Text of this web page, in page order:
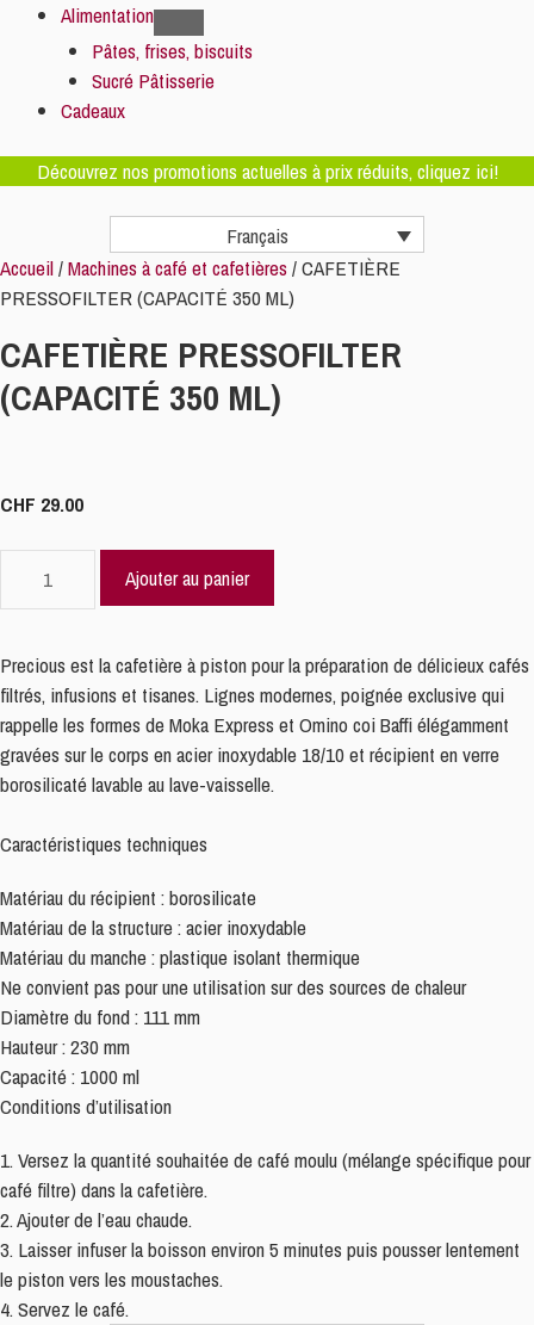
Alimentation
Pâtes, frises, biscuits
Sucré Pâtisserie
Cadeaux
Découvrez nos promotions actuelles à prix réduits, cliquez ici!
Français
Accueil/Machines à café et cafetières/ CAFETIÈRE
PRESSOFILTER (CAPACITÉ 350 ML)
CAFETIÈRE PRESSOFILTER
(CAPACITÉ 350 ML)
CHF 29.00
PRESSOFILTER
(CAPACITÉ
350
ML)
Ajouter au panier
Precious est la cafetière à piston pour la préparation de délicieux cafés
filtrés, infusions et tisanes. Lignes modernes, poignée exclusive qui
rappelle les formes de Moka Express et Omino coi Baffi élégamment
gravées sur le corps en acier inoxydable 18/10 et récipient en verre
borosilicaté lavable au lave-vaisselle.
Caractéristiques techniques
Matériau du récipient : borosilicate
Matériau de la structure : acier inoxydable
Matériau du manche : plastique isolant thermique
Ne convient pas pour une utilisation sur des sources de chaleur
Diamètre du fond : 111 mm
Hauteur : 230 mm
Capacité : 1000 ml
Conditions d’utilisation
1. Versez la quantité souhaitée de café moulu (mélange spécifique pour
café filtre) dans la cafetière.
2. Ajouter de l’eau chaude.
3. Laisser infuser la boisson environ 5 minutes puis pousser lentement
le piston vers les moustaches.
4. Servez le café.